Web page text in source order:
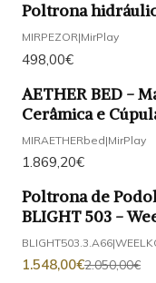
Poltrona
MIRPEZOR|MirPlay
498,00€
AETHER BED -
Cerâmica e
MIRAETHERbed|MirPlay
1.869,20€
-24%
Poltrona de
BLIGHT 503 -
BLIGHT503.3.A66|
1.548,00€2.050,00€